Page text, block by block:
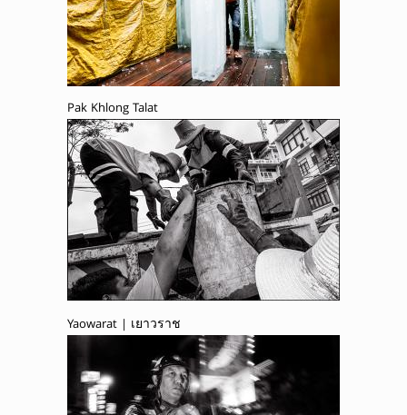
Pak Khlong Talat
Yaowarat | เยาวราช